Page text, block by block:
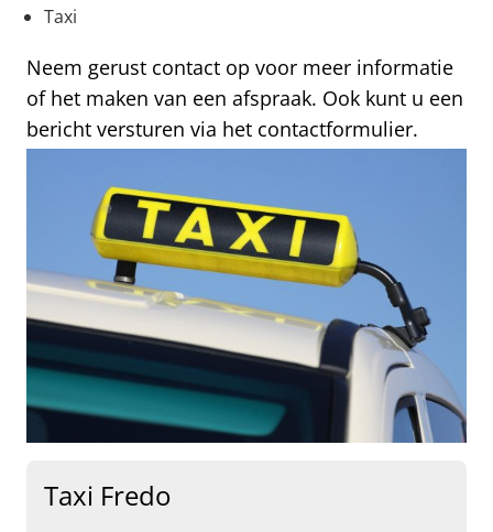
Taxi
Neem gerust contact op voor meer informatie
of het maken van een afspraak. Ook kunt u een
bericht versturen via het contactformulier.
Taxi Fredo